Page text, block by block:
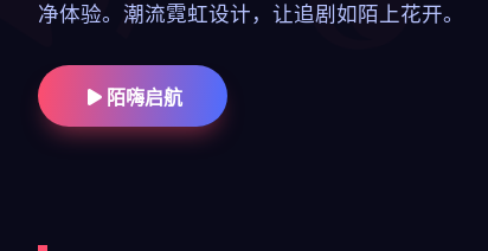
净体验。潮流霓虹设计，让追剧如陌上花开。
陌嗨启航